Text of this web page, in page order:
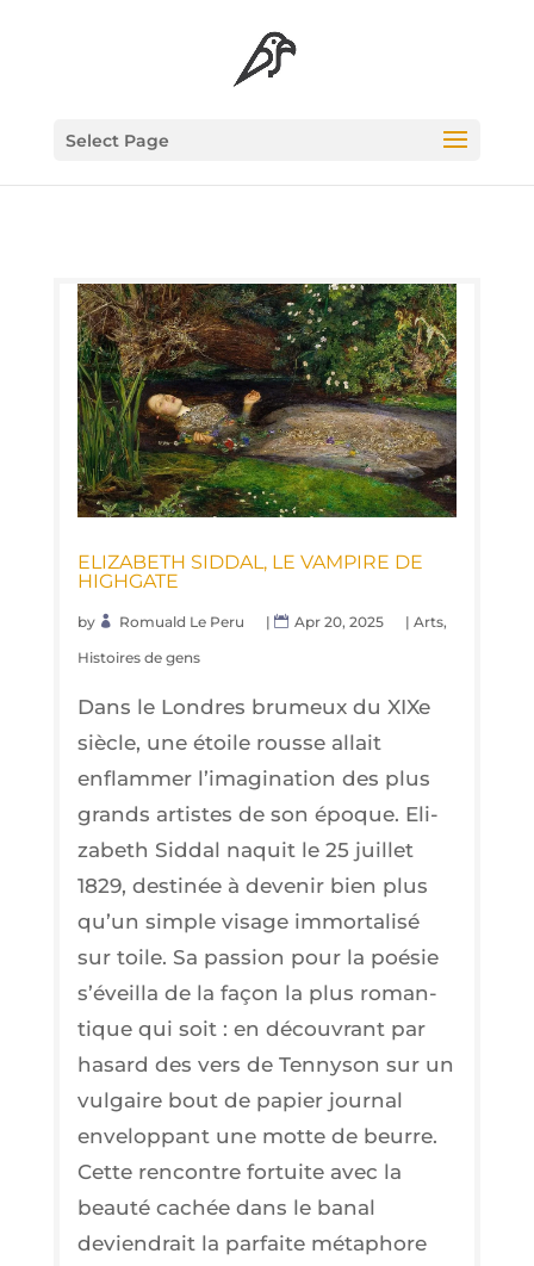
Select Page
ELI­ZA­BETH SID­DAL, LE VAM­PIRE DE
HIGHGATE
by Romuald Le Peru | Apr 20, 2025 | Arts,
Histoires de gens
Dans le Londres bru­meux du XIXe
siècle, une étoile rousse allait
enflam­mer l’i­ma­gi­na­tion des plus
grands artistes de son époque. Eli­
za­beth Sid­dal naquit le 25 juillet
1829, des­ti­née à deve­nir bien plus
qu’un simple visage immor­ta­li­sé
sur toile. Sa pas­sion pour la poé­sie
s’é­veilla de la façon la plus roman­
tique qui soit : en décou­vrant par
hasard des vers de Ten­ny­son sur un
vul­gaire bout de papier jour­nal
enve­lop­pant une motte de beurre.
Cette ren­contre for­tuite avec la
beau­té cachée dans le banal
devien­drait la par­faite méta­phore